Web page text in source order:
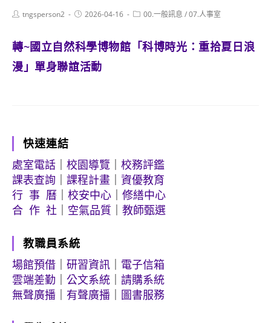
Posttngsperson2
Post2026-04-16
Post00.一般訊息 /07.人事室
轉~國立自然科學博物館「科博時光：重拾夏日浪
漫」單身聯誼活動
快速連結
處室電話
校園導覽
校務評鑑
課表查詢
課程計畫
資優教育
行 事 曆
校安中心
修繕中心
合 作 社
空氣品質 教師甄選
教職員系統
場館預借
研習資訊
電子信箱
雲端差勤
公文系統
請購系統
無聲廣播
有聲廣播 圖書服務